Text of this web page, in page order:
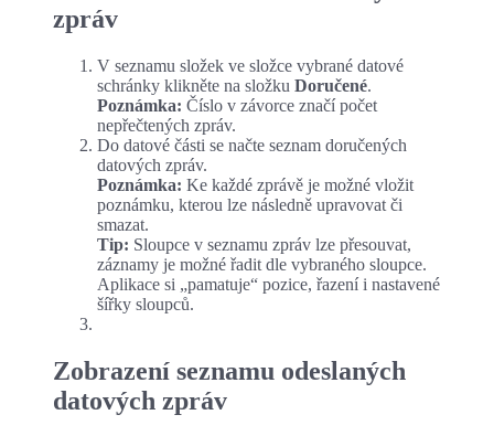
zpráv
V seznamu složek ve složce vybrané datové
schránky klikněte na složku Doručené.
Poznámka: Číslo v závorce značí počet
nepřečtených zpráv.
Do datové části se načte seznam doručených
datových zpráv.
Poznámka: Ke každé zprávě je možné vložit
poznámku, kterou lze následně upravovat či
smazat.
Tip: Sloupce v seznamu zpráv lze přesouvat,
záznamy je možné řadit dle vybraného sloupce.
Aplikace si „pamatuje“ pozice, řazení i nastavené
šířky sloupců.
Zobrazení seznamu odeslaných
datových zpráv